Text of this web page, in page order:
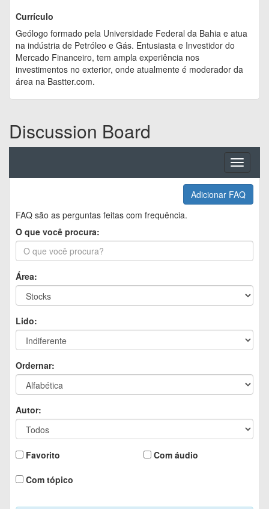
Currículo
Geólogo formado pela Universidade Federal da Bahia e atua
na indústria de Petróleo e Gás. Entusiasta e Investidor do
Mercado Financeiro, tem ampla experiência nos
investimentos no exterior, onde atualmente é moderador da
área na Bastter.com.
Discussion Board
Toggle
Adicionar FAQ
FAQ são as perguntas feitas com frequência.
O que você procura:
Área:
Lido:
Ordernar:
Autor:
Favorito Com áudio
Com tópico